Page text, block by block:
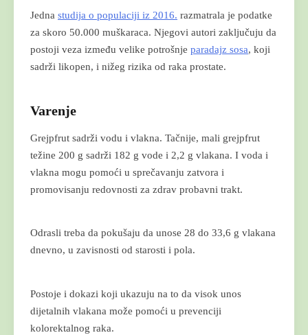
Jedna studija o populaciji iz 2016. razmatrala je podatke
za skoro 50.000 muškaraca. Njegovi autori zaključuju da
postoji veza između velike potrošnje paradajz sosa, koji
sadrži likopen, i nižeg rizika od raka prostate.
Varenje
Grejpfrut sadrži vodu i vlakna. Tačnije, mali grejpfrut
težine 200 g sadrži 182 g vode i 2,2 g vlakana. I voda i
vlakna mogu pomoći u sprečavanju zatvora i
promovisanju redovnosti za zdrav probavni trakt.
Odrasli treba da pokušaju da unose 28 do 33,6 g vlakana
dnevno, u zavisnosti od starosti i pola.
Postoje i dokazi koji ukazuju na to da visok unos
dijetalnih vlakana može pomoći u prevenciji
kolorektalnog raka.